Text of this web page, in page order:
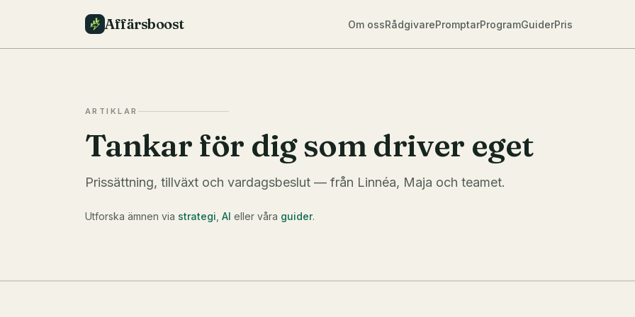
Affärsboost Om ossRådgivarePromptarProgramGuiderPris
ARTIKLAR
Tankar för dig som driver eget
Prissättning, tillväxt och vardagsbeslut — från Linnéa, Maja och teamet.
Utforska ämnen via strategi AI eller våra guider.